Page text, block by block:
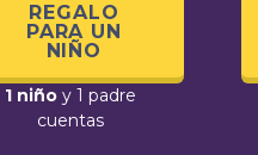
REGALO
PARA UN
NIÑO
1 niño y 1 padre
cuentas